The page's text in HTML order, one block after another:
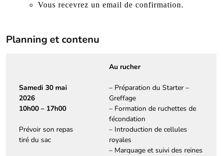
Vous recevrez un email de confirmation.
Planning et contenu
Samedi 30 mai
2026
10h00 – 17h00
Prévoir son repas
tiré du sac
Au rucher
– Préparation du Starter –
Greffage
– Formation de ruchettes de
fécondation
– Introduction de cellules
royales
– Marquage et suivi des reines